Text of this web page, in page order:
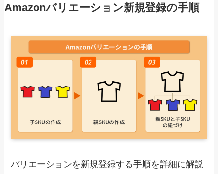
Amazonバリエーション新規登録の手順
バリエーションを新規登録する手順を詳細に解説